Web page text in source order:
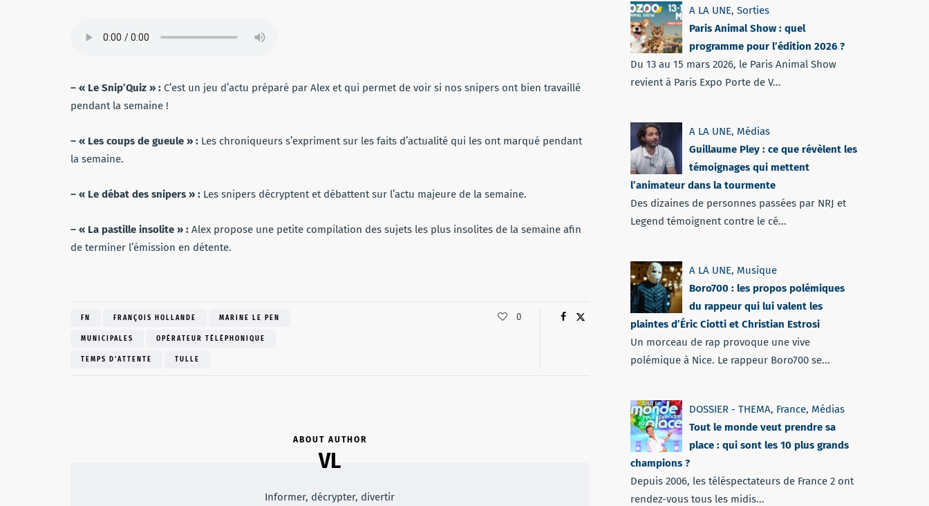
– « Le Snip’Quiz » : C’est un jeu d’actu préparé par Alex et qui permet de voir si nos snipers ont bien travaillé
pendant la semaine !
– « Les coups de gueule » : Les chroniqueurs s’expriment sur les faits d’actualité qui les ont marqué pendant
la semaine.
– « Le débat des snipers » : Les snipers décryptent et débattent sur l’actu majeure de la semaine.
– « La pastille insolite » : Alex propose une petite compilation des sujets les plus insolites de la semaine afin
de terminer l’émission en détente.
FN FRANÇOIS HOLLANDE MARINE LE PEN
MUNICIPALES OPÉRATEUR TÉLÉPHONIQUE
TEMPS D'ATTENTE TULLE
0
ABOUT AUTHOR
VL
Informer, décrypter, divertir
A LA UNE, Sorties
Paris Animal Show : quel
programme pour l’édition 2026 ?
Du 13 au 15 mars 2026, le Paris Animal Show
revient à Paris Expo Porte de V...
A LA UNE, Médias
Guillaume Pley : ce que révèlent les
témoignages qui mettent
l’animateur dans la tourmente
Des dizaines de personnes passées par NRJ et
Legend témoignent contre le cé...
A LA UNE, Musique
Boro700 : les propos polémiques
du rappeur qui lui valent les
plaintes d’Éric Ciotti et Christian Estrosi
Un morceau de rap provoque une vive
polémique à Nice. Le rappeur Boro700 se...
DOSSIER - THEMA, France, Médias
Tout le monde veut prendre sa
place : qui sont les 10 plus grands
champions ?
Depuis 2006, les téléspectateurs de France 2 ont
rendez-vous tous les midis...